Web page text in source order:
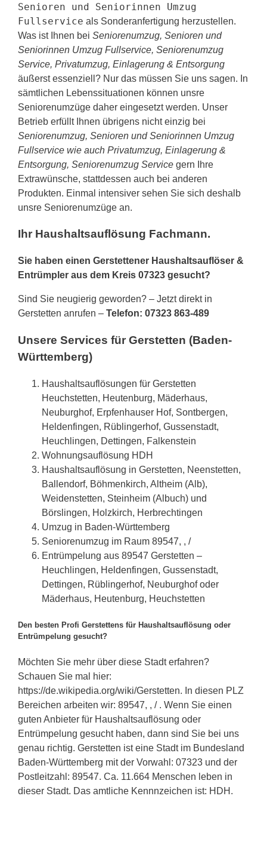
Senioren und Seniorinnen Umzug
Fullservice als Sonderanfertigung herzustellen.
Was ist Ihnen bei Seniorenumzug, Senioren und
Seniorinnen Umzug Fullservice, Seniorenumzug
Service, Privatumzug, Einlagerung & Entsorgung
äußerst essenziell? Nur das müssen Sie uns sagen. In
sämtlichen Lebenssituationen können unsre
Seniorenumzüge daher eingesetzt werden. Unser
Betrieb erfüllt Ihnen übrigens nicht einzig bei
Seniorenumzug, Senioren und Seniorinnen Umzug
Fullservice wie auch Privatumzug, Einlagerung &
Entsorgung, Seniorenumzug Service gern Ihre
Extrawünsche, stattdessen auch bei anderen
Produkten. Einmal intensiver sehen Sie sich deshalb
unsre Seniorenumzüge an.
Ihr Haushaltsauflösung Fachmann.
Sie haben einen Gerstettener Haushaltsauflöser &
Entrümpler aus dem Kreis 07323 gesucht?
Sind Sie neugierig geworden? – Jetzt direkt in
Gerstetten anrufen – Telefon: 07323 863-489
Unsere Services für Gerstetten (Baden-
Württemberg)
Haushaltsauflösungen für Gerstetten
Heuchstetten, Heutenburg, Mäderhaus,
Neuburghof, Erpfenhauser Hof, Sontbergen,
Heldenfingen, Rüblingerhof, Gussenstadt,
Heuchlingen, Dettingen, Falkenstein
Wohnungsauflösung HDH
Haushaltsauflösung in Gerstetten, Neenstetten,
Ballendorf, Böhmenkirch, Altheim (Alb),
Weidenstetten, Steinheim (Albuch) und
Börslingen, Holzkirch, Herbrechtingen
Umzug in Baden-Württemberg
Seniorenumzug im Raum 89547, , /
Entrümpelung aus 89547 Gerstetten –
Heuchlingen, Heldenfingen, Gussenstadt,
Dettingen, Rüblingerhof, Neuburghof oder
Mäderhaus, Heutenburg, Heuchstetten
Den besten Profi Gerstettens für Haushaltsauflösung oder
Entrümpelung gesucht?
Möchten Sie mehr über diese Stadt erfahren?
Schauen Sie mal hier:
https://de.wikipedia.org/wiki/Gerstetten. In diesen PLZ
Bereichen arbeiten wir: 89547, , / . Wenn Sie einen
guten Anbieter für Haushaltsauflösung oder
Entrümpelung gesucht haben, dann sind Sie bei uns
genau richtig. Gerstetten ist eine Stadt im Bundesland
Baden-Württemberg mit der Vorwahl: 07323 und der
Postleitzahl: 89547. Ca. 11.664 Menschen leben in
dieser Stadt. Das amtliche Kennnzeichen ist: HDH.